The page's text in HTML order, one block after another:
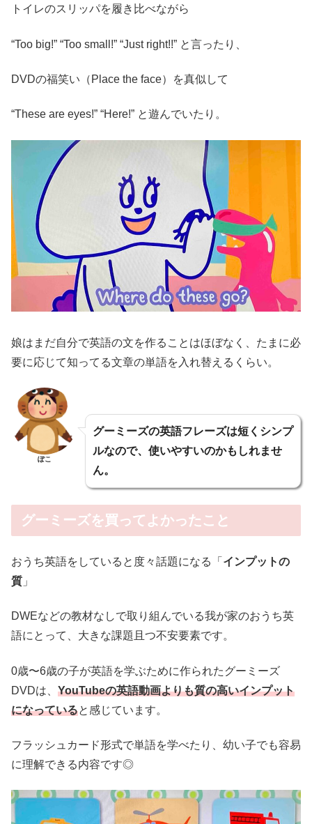
トイレのスリッパを履き比べながら
“Too big!” “Too small!” “Just right!!” と言ったり、
DVDの福笑い（Place the face）を真似して
“These are eyes!” “Here!” と遊んでいたり。
娘はまだ自分で英語の文を作ることはほぼなく、たまに必
要に応じて知ってる文章の単語を入れ替えるくらい。
ぽこ
グーミーズの英語フレーズは短くシンプ
ルなので、使いやすいのかもしれませ
ん。
グーミーズを買ってよかったこと
おうち英語をしていると度々話題になる「 インプットの
質 」
DWEなどの教材なしで取り組んでいる我が家のおうち英
語にとって、大きな課題且つ不安要素です。
0歳〜6歳の子が英語を学ぶために作られたグーミーズ
DVDは、 YouTubeの英語動画よりも質の高いインプット
になっていると感じています。
フラッシュカード形式で単語を学べたり、幼い子でも容易
に理解できる内容です◎